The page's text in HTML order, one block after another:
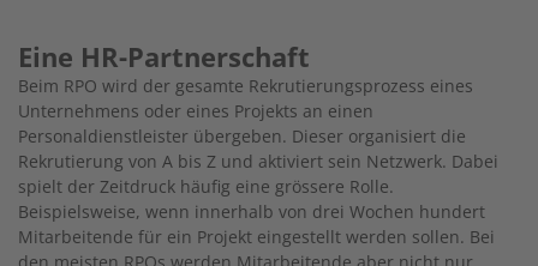
Eine HR-Partnerschaft
Beim RPO wird der gesamte Rekrutierungsprozess eines
Unternehmens oder eines Projekts an einen
Personaldienstleister übergeben. Dieser organisiert die
Rekrutierung von A bis Z und aktiviert sein Netzwerk. Dabei
spielt der Zeitdruck häufig eine grössere Rolle.
Beispielsweise, wenn innerhalb von drei Wochen hundert
Mitarbeitende für ein Projekt eingestellt werden sollen. Bei
den meisten RPOs werden Mitarbeitende aber nicht nur